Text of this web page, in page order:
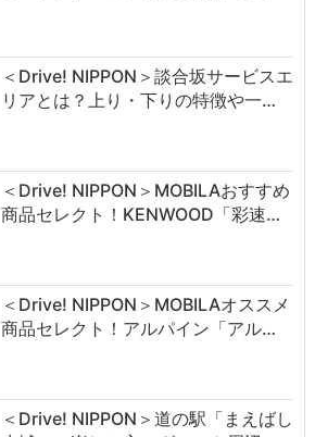
＜Drive! NIPPON＞談合坂サービスエ
リアとは？上り・下りの特徴や一…
＜Drive! NIPPON＞MOBILAおすすめ
商品セレクト！KENWOOD「彩速…
＜Drive! NIPPON＞MOBILAオススメ
商品セレクト！アルパイン「アル…
＜Drive! NIPPON＞道の駅「まえばし